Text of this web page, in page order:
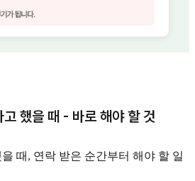
했을 때 - 바로 해야 할 것
때, 연락 받은 순간부터 해야 할 일